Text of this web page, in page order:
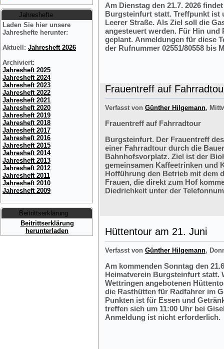
Jahreshefte
Laden Sie hier unsere
Jahreshefte herunter:
Aktuell: Jahresheft 2026
Archiviert:
Jahresheft 2025
Jahresheft 2024
Jahresheft 2023
Jahresheft 2022
Jahresheft 2021
Jahresheft 2020
Jahresheft 2019
Jahresheft 2018
Jahresheft 2017
Jahresheft 2016
Jahresheft 2015
Jahresheft 2014
Jahresheft 2013
Jahresheft 2012
Jahresheft 2011
Jahresheft 2010
Jahresheft 2009
Beitrittserklärung
Beitrittserklärung
herunterladen
Am Dienstag den 21.7. 2026
Burgsteinfurt statt. Treffpunkt ist
Leerer Straße. Als Ziel soll die
angesteuert werden. Für Hin und
geplant. Anmeldungen für diese
der Rufnummer 02551/80558 bis
Frauentreff auf
Verfasst von Günther Hilgemann,
Frauentreff auf Fahrradtour
Burgsteinfurt. Der Frauentreff
einer Fahrradtour durch die
Bahnhofsvorplatz. Ziel ist der
gemeinsamen Kaffeetrinken und
Hofführung den Betrieb mit dem
Frauen, die direkt zum Hof
Diedrichkeit unter der
Hüttentour am 21. Juni
Verfasst von Günther Hilgemann,
Am kommenden Sonntag den
Heimatverein Burgsteinfurt statt.
Wettringen angebotenen
die Rasthütten für Radfahrer im
Punkten ist für Essen und
treffen sich um 11:00 Uhr bei
Anmeldung ist nicht erforderlich.